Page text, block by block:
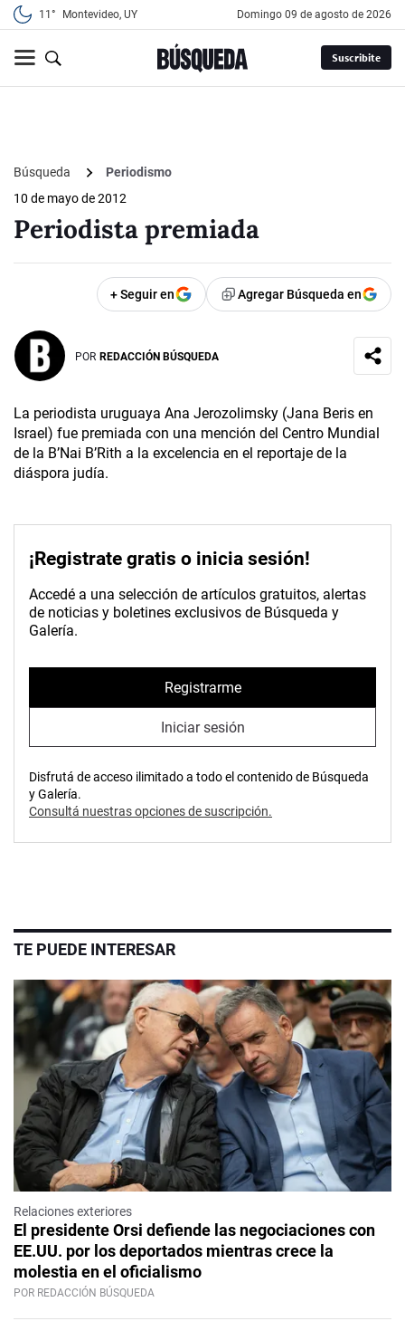
11° Montevideo, UY domingo 09 de agosto de 2026
Suscribite
Búsqueda
Periodismo
10 de mayo de 2012
Periodista premiada
+ Seguir en Agregar Búsqueda en
POR REDACCIÓN BÚSQUEDA
La periodista uruguaya Ana Jerozolimsky (Jana Beris en
Israel) fue premiada con una mención del Centro Mundial
de la B’Nai B’Rith a la excelencia en el reportaje de la
diáspora judía.
¡Registrate gratis o inicia sesión!
Accedé a una selección de artículos gratuitos, alertas
de noticias y boletines exclusivos de Búsqueda y
Galería.
Registrarme
Iniciar sesión
Disfrutá de acceso ilimitado a todo el contenido de Búsqueda
y Galería.
Consultá nuestras opciones de suscripción.
TE PUEDE INTERESAR
Relaciones exteriores
El presidente Orsi defiende las negociaciones con
EE.UU. por los deportados mientras crece la
molestia en el oficialismo
POR REDACCIÓN BÚSQUEDA